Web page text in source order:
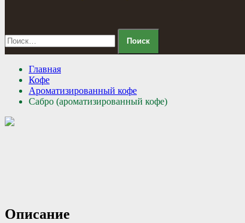
Найти:
Главная
Кофе
Ароматизированный кофе
Сабро (ароматизированный кофе)
Описание